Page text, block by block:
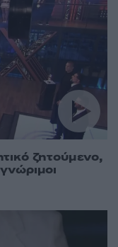
ζητούμενο,